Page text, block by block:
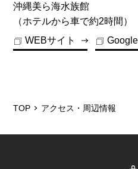
なります。
※万が一満車の際は近隣
ます。
沖縄美ら海水族館
（ホテルから車で約2時間）
WEBサイト
TOP アクセス・周辺情報